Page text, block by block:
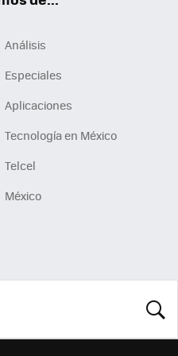
Análisis
Especiales
Aplicaciones
Tecnología en México
Telcel
México